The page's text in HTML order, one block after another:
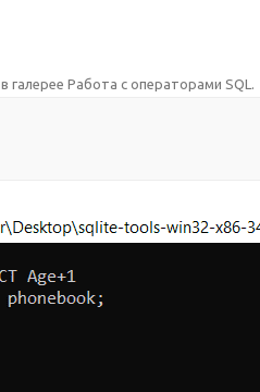
в галерее Работа с операторами SQL .